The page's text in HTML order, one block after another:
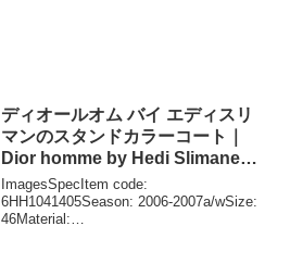
ディオールオム バイ エディスリ
マンのスタンドカラーコート｜
Dior homme by Hedi Slimane
Stand Collar Coat
ImagesSpecItem code:
6HH1041405Season: 2006-2007a/wSize:
46Material: